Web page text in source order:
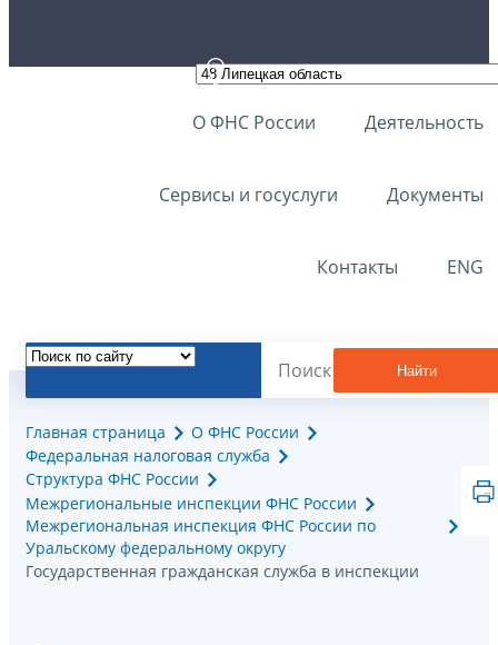
О ФНС России Деятельность
Сервисы и госуслуги Документы
Контакты ENG
Найти
Главная страница
О ФНС России
Федеральная налоговая служба
Структура ФНС России
Межрегиональные инспекции ФНС России
Межрегиональная инспекция ФНС России по
Уральскому федеральному округу
Государственная гражданская служба в инспекции